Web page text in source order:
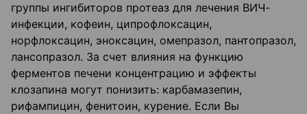
группы ингибиторов протеаз для лечения ВИЧ-
инфекции, кофеин, ципрофлоксацин,
норфлоксацин, эноксацин, омепразол, пантопразол,
лансопразол. За счет влияния на функцию
ферментов печени концентрацию и эффекты
клозапина могут понизить: карбамазепин,
рифампицин, фенитоин, курение. Если Вы